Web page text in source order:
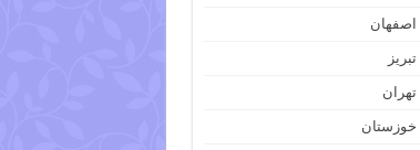
اصفهان
تهران
خوزستان